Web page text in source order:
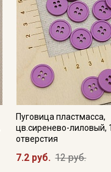
Пуговица пластмасса,
цв.сиренево-лиловый,
отверстия
7.2 руб. 12 руб.